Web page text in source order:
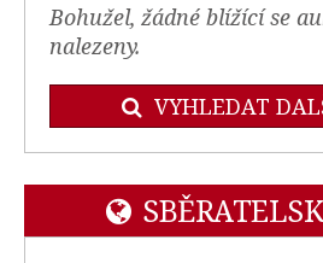
Bohužel, žádné blížící se
nalezeny.
VYHLEDAT